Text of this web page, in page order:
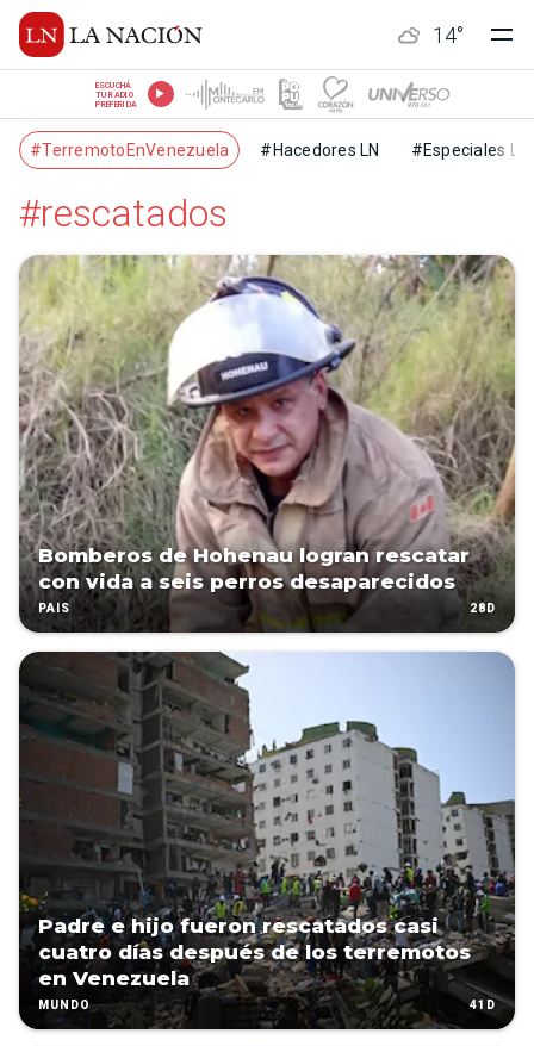
14°
ESCUCHÁ
TU RADIO
PREFERIDA
#TerremotoEnVenezuela #Hacedores LN #Especiales LN
#rescatados
Bomberos de Hohenau logran rescatar
con vida a seis perros desaparecidos
PAÍS 28D
Padre e hijo fueron rescatados casi
cuatro días después de los terremotos
en Venezuela
MUNDO 41D